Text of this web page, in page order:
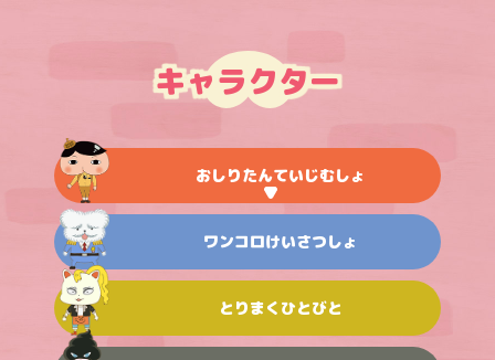
キャラクター
おしりたんていじむしょ
ワンコロけいさつしょ
とりまくひとびと